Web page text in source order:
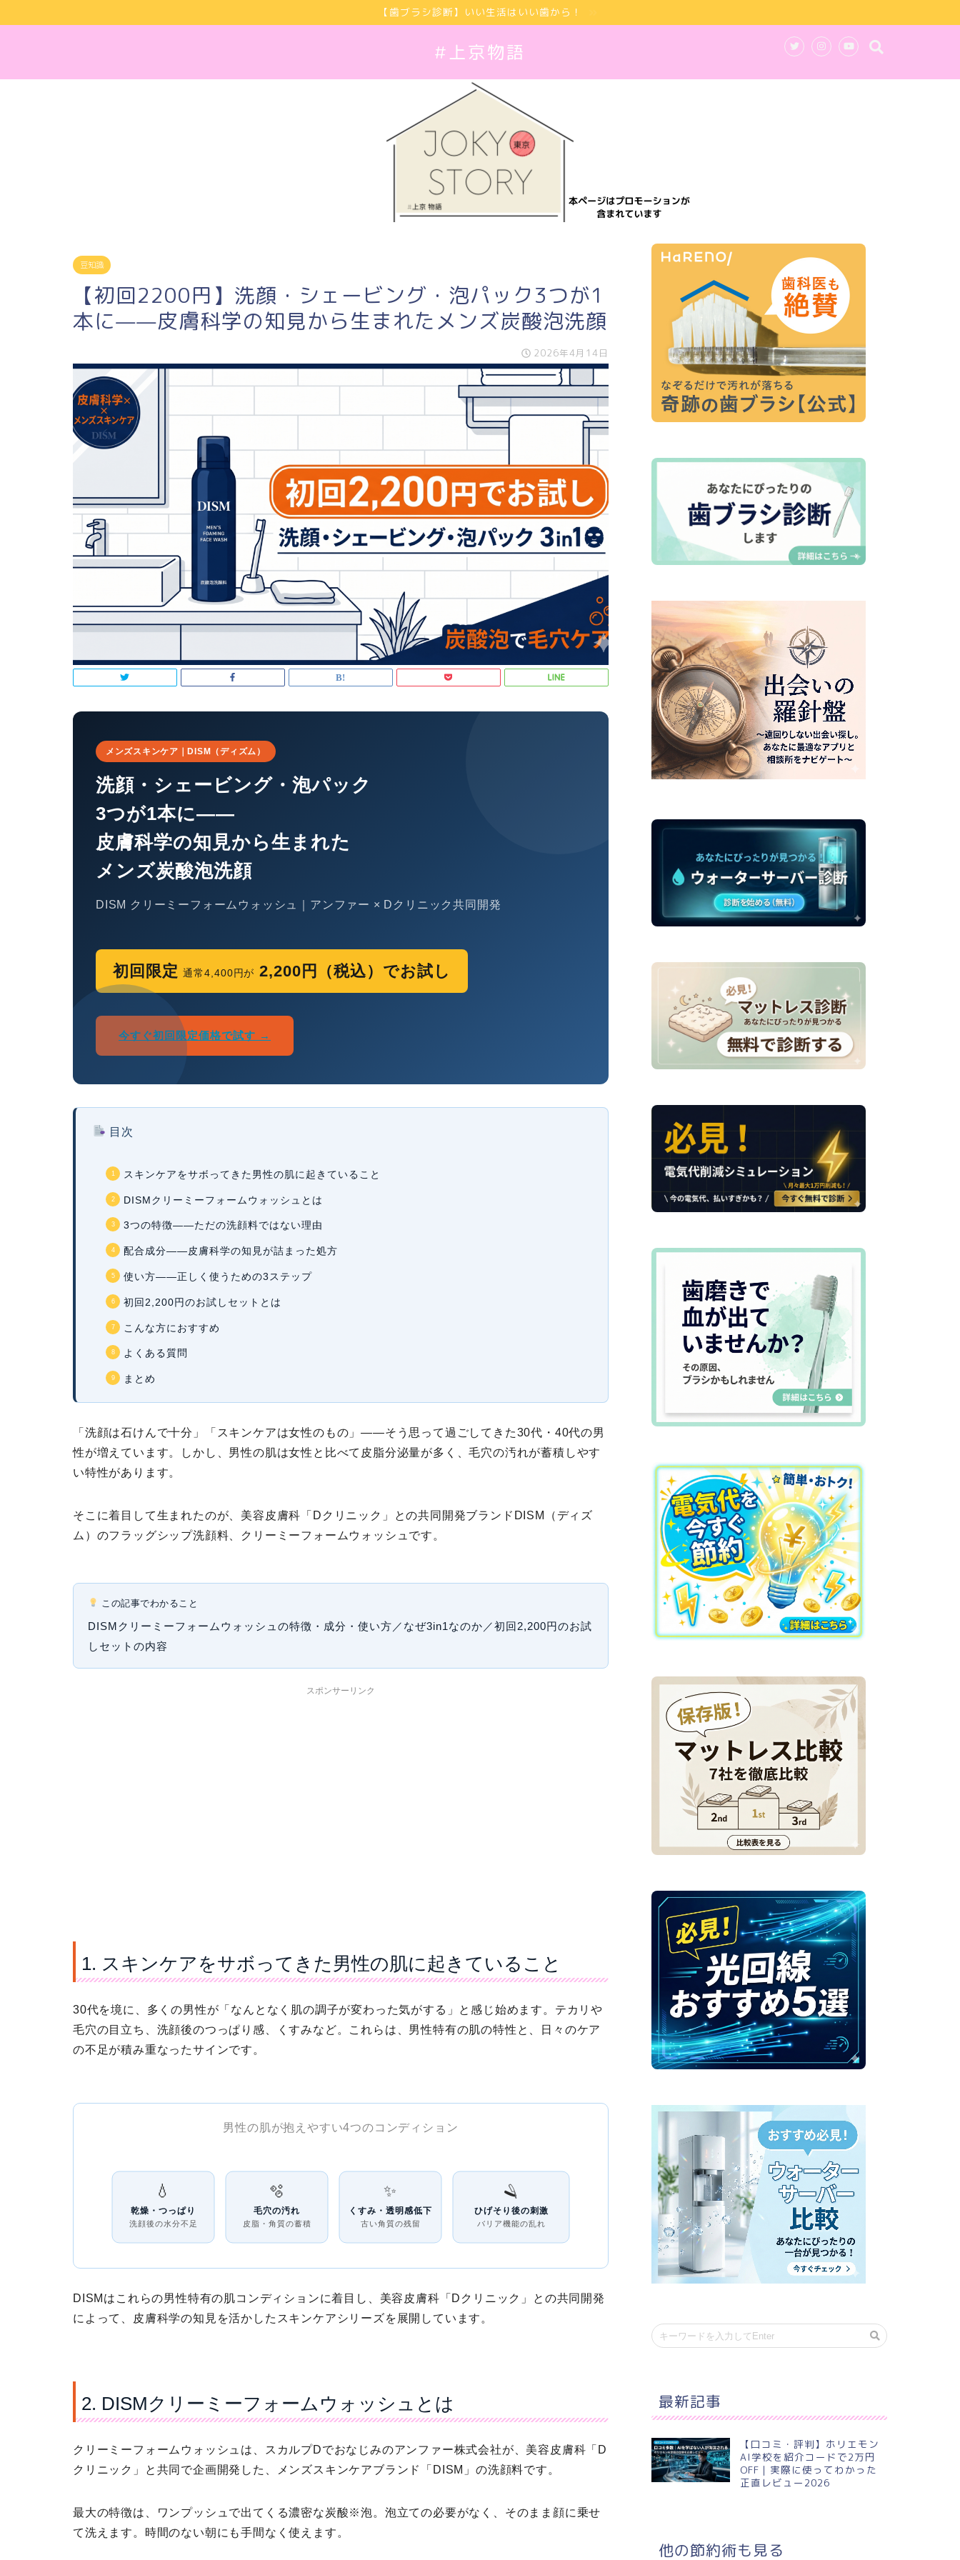
【歯ブラシ診断】いい生活はいい歯から！
#上京物語
豆知識
【初回2200円】洗顔・シェービング・泡パック3つが1
本に——皮膚科学の知見から生まれたメンズ炭酸泡洗顔
2026年4月14日
メンズスキンケア｜DISM（ディズム）
洗顔・シェービング・泡パック
3つが1本に——
皮膚科学の知見から生まれた
メンズ炭酸泡洗顔
DISM クリーミーフォームウォッシュ｜アンファー × Dクリニック共同開発
初回限定通常4,400円が 2,200円（税込）でお試し
今すぐ初回限定価格で試す →
目次
スキンケアをサボってきた男性の肌に起きていること
DISMクリーミーフォームウォッシュとは
3つの特徴——ただの洗顔料ではない理由
配合成分——皮膚科学の知見が詰まった処方
使い方——正しく使うための3ステップ
初回2,200円のお試しセットとは
こんな方におすすめ
よくある質問
まとめ
「洗顔は石けんで十分」「スキンケアは女性のもの」——そう思って過ごしてきた30代・40代の男
性が増えています。しかし、男性の肌は女性と比べて皮脂分泌量が多く、毛穴の汚れが蓄積しやす
い特性があります。
そこに着目して生まれたのが、美容皮膚科「Dクリニック」との共同開発ブランド DISM（ディズ
ム） のフラッグシップ洗顔料、 クリーミーフォームウォッシュ です。
この記事でわかること
DISMクリーミーフォームウォッシュの特徴・成分・使い方／なぜ3in1なのか／初回2,200円のお試
しセットの内容
スポンサーリンク
1. スキンケアをサボってきた男性の肌に起きていること
30代を境に、多くの男性が「なんとなく肌の調子が変わった気がする」と感じ始めます。テカリや
毛穴の目立ち、洗顔後のつっぱり感、くすみなど。これらは、男性特有の肌の特性と、日々のケア
の不足が積み重なったサインです。
男性の肌が抱えやすい4つのコンディション
💧
乾燥・つっぱり
洗顔後の水分不足
🫧
毛穴の汚れ
皮脂・角質の蓄積
✨
くすみ・透明感低下
古い角質の残留
🪒
ひげそり後の刺激
バリア機能の乱れ
DISMはこれらの男性特有の肌コンディションに着目し、 美容皮膚科「Dクリニック」との共同開発
によって、皮膚科学の知見を活かしたスキンケアシリーズを展開しています。
2. DISMクリーミーフォームウォッシュとは
クリーミーフォームウォッシュは、 スカルプDでおなじみのアンファー株式会社が、美容皮膚科「D
クリニック」と共同で企画開発した、メンズスキンケアブランド「DISM」の洗顔料です。
最大の特徴は、ワンプッシュで出てくる濃密な炭酸※泡。泡立ての必要がなく、そのまま顔に乗せ
て洗えます。時間のない朝にも手間なく使えます。
最新記事
【口コミ・評判】ホリエモン
AI学校を紹介コードで2万円
OFF｜実際に使ってわかった
正直レビュー2026
他の節約術も見る